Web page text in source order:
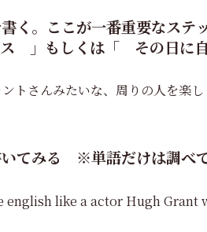
く。ここが一番重要なステ
ス 」もしくは「 その日に
トさんみたいな、周りの人を楽
てみる ※単語だけは調べ
english like a actor Hugh